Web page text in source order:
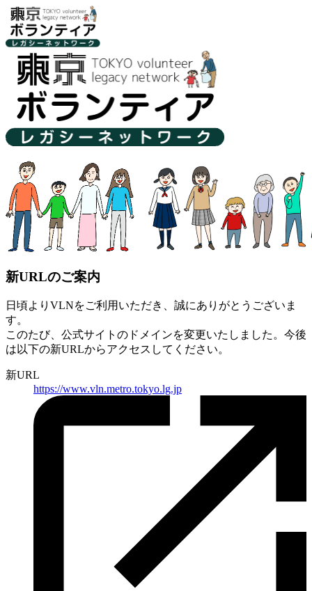
新URLのご案内
日頃よりVLNをご利用いただき、誠にありがとうございま
す。
このたび、公式サイトのドメインを変更いたしました。 今後
は以下の新URLからアクセスしてください。
新URL
https://www.vln.metro.tokyo.lg.jp